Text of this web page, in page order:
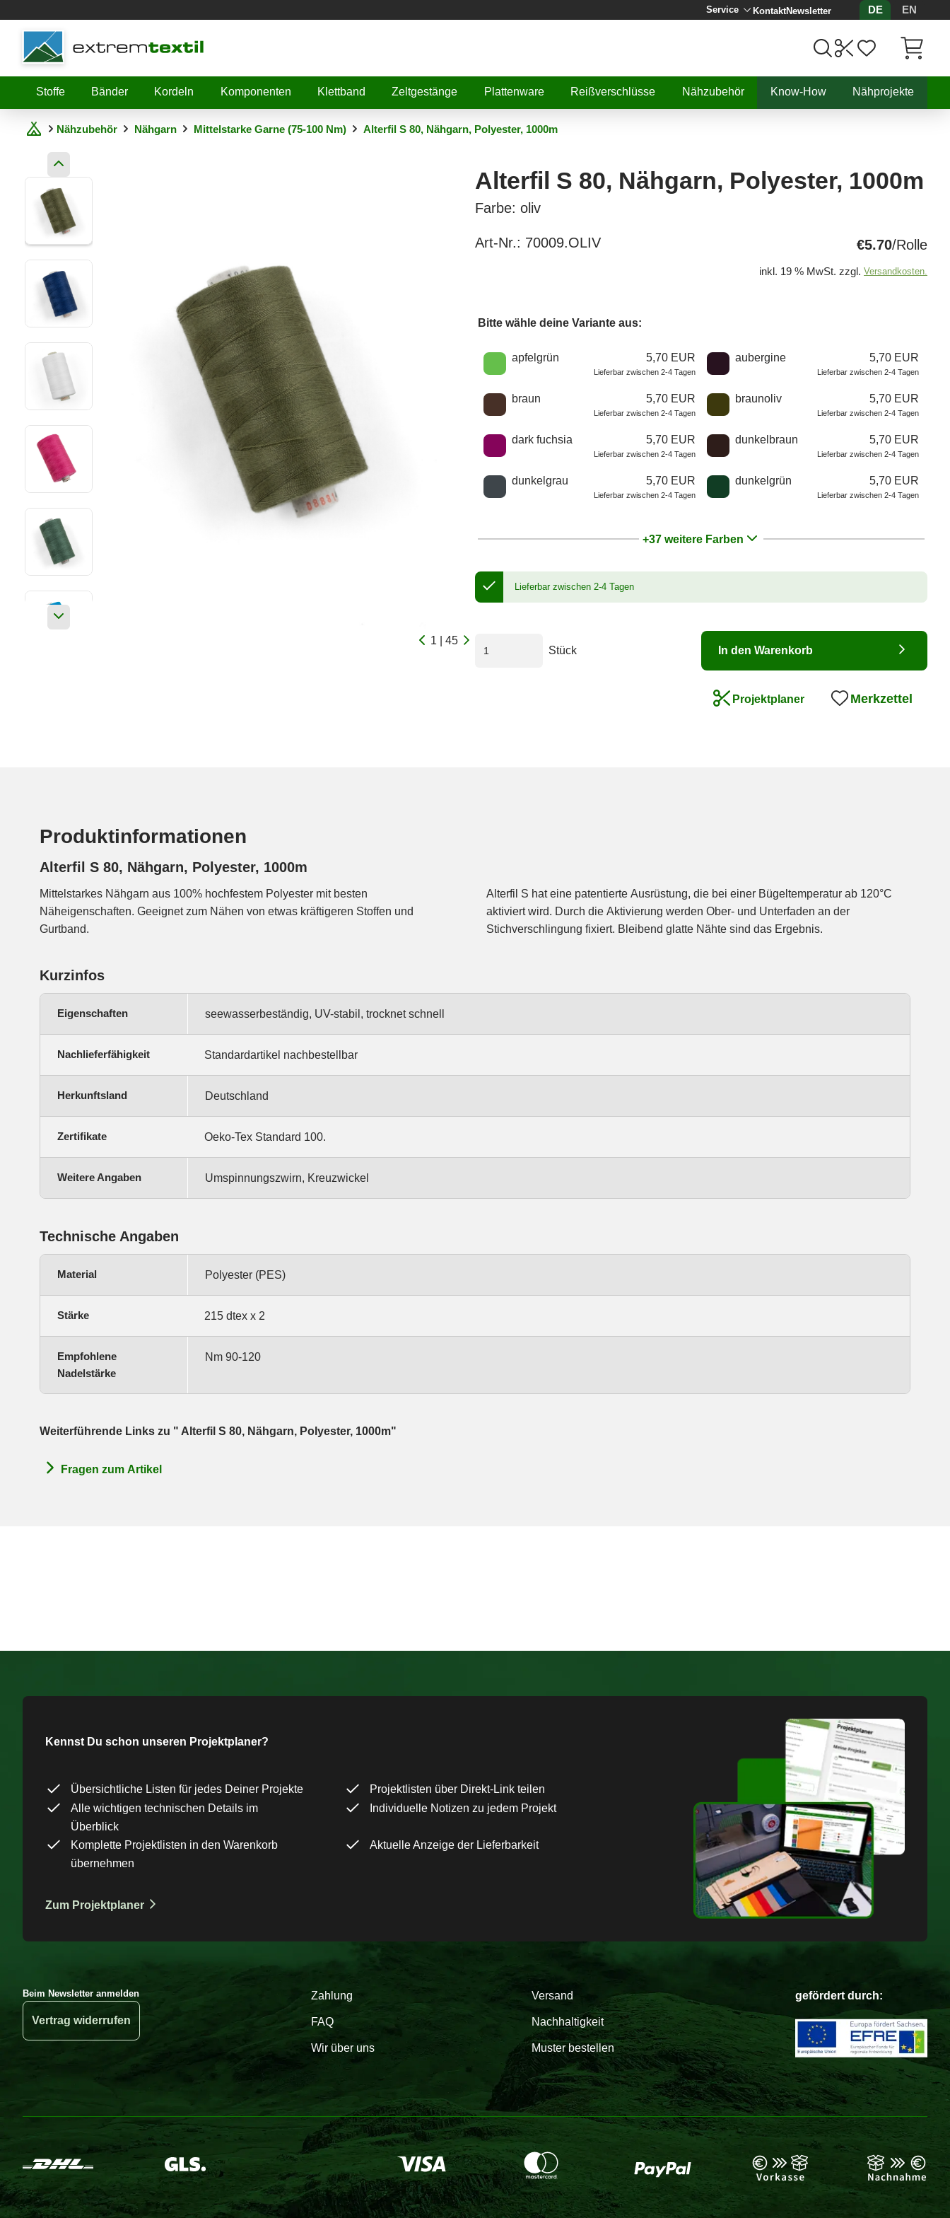
Service KontaktNewsletter DE
EN
Shopware
Stoffe
Bänder Kordeln Komponenten Klettband Zeltgestänge Plattenware Reißverschlüsse Nähzubehör Know-How Nähprojekte
Nähzubehör Nähgarn Mittelstarke Garne (75-100 Nm) Alterfil S 80, Nähgarn, Polyester, 1000m
1 | 45
Alterfil S 80, Nähgarn, Polyester, 1000m
Farbe: oliv
Art-Nr.: 70009.OLIV €5.70/Rolle
inkl. 19 % MwSt. zzgl. Versandkosten.
Bitte wähle deine Variante aus:
Wähle eine Farbe
apfelgrün 5,70 EUR
Lieferbar zwischen 2-4 Tagen
aubergine 5,70 EUR
Lieferbar zwischen 2-4 Tagen
braun 5,70 EUR
Lieferbar zwischen 2-4 Tagen
braunoliv 5,70 EUR
Lieferbar zwischen 2-4 Tagen
dark fuchsia 5,70 EUR
Lieferbar zwischen 2-4 Tagen
dunkelbraun 5,70 EUR
Lieferbar zwischen 2-4 Tagen
dunkelgrau 5,70 EUR
Lieferbar zwischen 2-4 Tagen
dunkelgrün 5,70 EUR
Lieferbar zwischen 2-4 Tagen
+37 weitere Farben
Lieferbar zwischen 2-4 Tagen
Stück In den Warenkorb
Projektplaner Merkzettel
Produktinformationen
Alterfil S 80, Nähgarn, Polyester, 1000m
Mittelstarkes Nähgarn aus 100% hochfestem Polyester mit besten
Näheigenschaften. Geeignet zum Nähen von etwas kräftigeren Stoffen und
Gurtband.
Alterfil S hat eine patentierte Ausrüstung, die bei einer Bügeltemperatur ab 120°C
aktiviert wird. Durch die Aktivierung werden Ober- und Unterfaden an der
Stichverschlingung fixiert. Bleibend glatte Nähte sind das Ergebnis.
Kurzinfos
Eigenschaften seewasserbeständig, UV-stabil, trocknet schnell
Nachlieferfähigkeit Standardartikel nachbestellbar
Herkunftsland Deutschland
Zertifikate Oeko-Tex Standard 100.
Weitere Angaben Umspinnungszwirn, Kreuzwickel
Technische Angaben
Material Polyester (PES)
Stärke 215 dtex x 2
Empfohlene
Nadelstärke
Nm 90-120
Weiterführende Links zu " Alterfil S 80, Nähgarn, Polyester, 1000m"
Fragen zum Artikel
Kennst Du schon unseren Projektplaner?
Übersichtliche Listen für jedes Deiner Projekte
Projektlisten über Direkt-Link teilen
Alle wichtigen technischen Details im
Überblick
Individuelle Notizen zu jedem Projekt
Komplette Projektlisten in den Warenkorb
übernehmen
Aktuelle Anzeige der Lieferbarkeit
Zum Projektplaner
Beim Newsletter anmelden
Vertrag widerrufen
Zahlung Versand
FAQ Nachhaltigkeit
Wir über uns Muster bestellen
gefördert durch: